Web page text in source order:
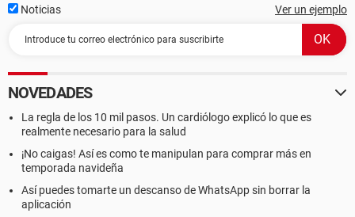
Noticias Ver un ejemplo
NOVEDADES
La regla de los 10 mil pasos. Un cardiólogo explicó lo que es
realmente necesario para la salud
¡No caigas! Así es como te manipulan para comprar más en
temporada navideña
Así puedes tomarte un descanso de WhatsApp sin borrar la
aplicación